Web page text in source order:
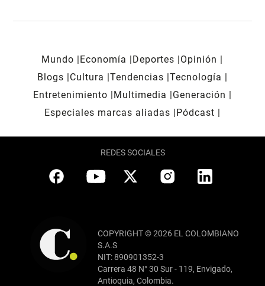
Mundo Economía Deportes
Opinión
Blogs
Cultura Tendencias Tecnología
Entretenimiento
Multimedia
Generación
Especiales marcas aliadas
Pódcast
REDES SOCIALES
COPYRIGHT © 2026 EL COLOMBIANO
S.A.S
NIT: 890901352-3
Carrera 48 N° 30 Sur - 119, Envigado,
Antioquia, Colombia.